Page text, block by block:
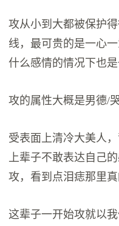
攻从小到大都被保护
线，最可贵的是一心
什么感情的情况下也是
攻的属性大概是男德/
受表面上清冷大美人
上辈子不敢表达自己
攻，看到点泪痣那里真
这辈子一开始攻就以